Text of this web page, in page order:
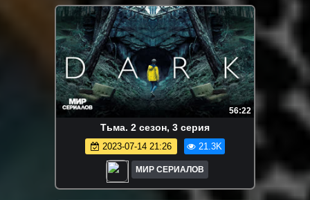
56:22
Tьмa. 2 сезон, 3 серия
2023-07-14 21:26 21.3K
МИР СЕРИАЛОВ